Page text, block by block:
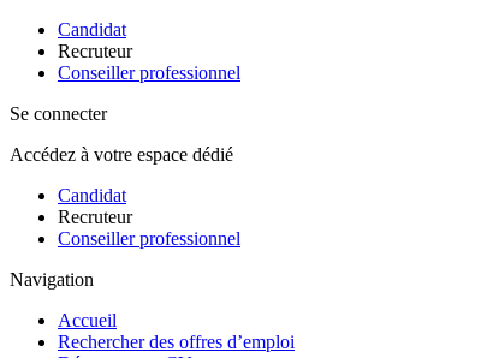
Candidat
Recruteur
Conseiller professionnel
Se connecter
Accédez à votre espace dédié
Candidat
Recruteur
Conseiller professionnel
Navigation
Accueil
Rechercher des offres d’emploi